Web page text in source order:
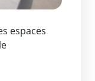
espaces